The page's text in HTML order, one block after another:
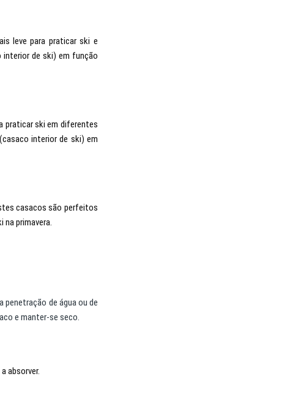
leve para praticar ski e
interior de ski) em função
praticar ski em diferentes
interior de ski) em
casacos são perfeitos
primavera.
penetração de água ou de
e manter-se seco.
absorver.